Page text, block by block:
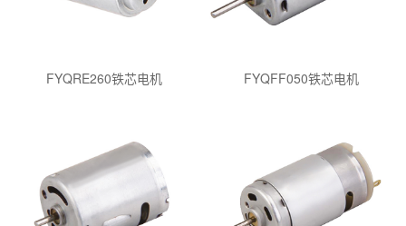
FYQRE260铁芯电机 FYQFF050铁芯电机